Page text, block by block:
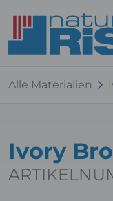
Alle Materialien
Ivory